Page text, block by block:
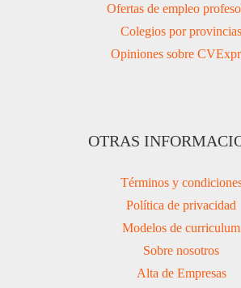
Ofertas de empleo
Colegios por provincias
Opiniones sobre
OTRAS
Términos y
Política de privacidad
Modelos de curriculum
Sobre nosotros
Alta de Empresas